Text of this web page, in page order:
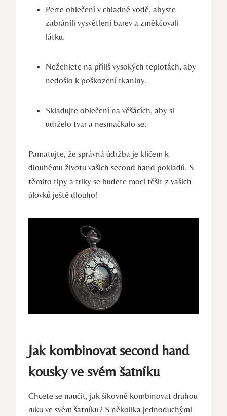
Perte oblečení v chladné vodě, abyste
zabránili vysvětlení barev a změkčovali
látku.
Nežehlete na příliš vysokých teplotách, aby
nedošlo k poškození tkaniny.
Skladujte oblečení na věšácích, aby si
udrželo tvar a nesmačkalo se.
Pamatujte, že správná údržba je klíčem k
dlouhému životu vašich second hand pokladů. S
těmito tipy a triky se budete moci těšit z vašich
úlovků ještě dlouho!
Jak kombinovat second hand
kousky ve svém šatníku
Chcete se naučit, jak šikovně kombinovat druhou
ruku ve svém šatníku? S několika jednoduchými